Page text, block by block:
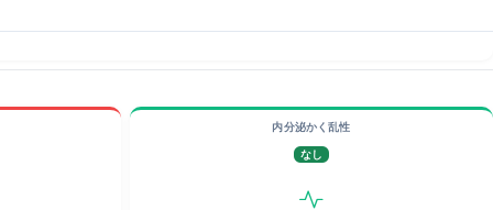
内分泌かく乱性
なし